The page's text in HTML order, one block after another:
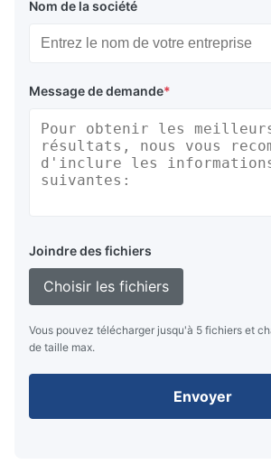
Nom de la société
Message de demande*
Joindre des fichiers
Choisir les fichiers
Vous pouvez télécharger jusqu'à 5 fichiers et
de taille max.
Envoyer